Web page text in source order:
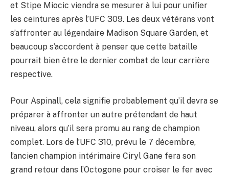
et Stipe Miocic viendra se mesurer à lui pour unifier
les ceintures après l’UFC 309. Les deux vétérans vont
s’affronter au légendaire Madison Square Garden, et
beaucoup s’accordent à penser que cette bataille
pourrait bien être le dernier combat de leur carrière
respective.
Pour Aspinall, cela signifie probablement qu’il devra se
préparer à affronter un autre prétendant de haut
niveau, alors qu’il sera promu au rang de champion
complet. Lors de l’UFC 310, prévu le 7 décembre,
l’ancien champion intérimaire Ciryl Gane fera son
grand retour dans l’Octogone pour croiser le fer avec